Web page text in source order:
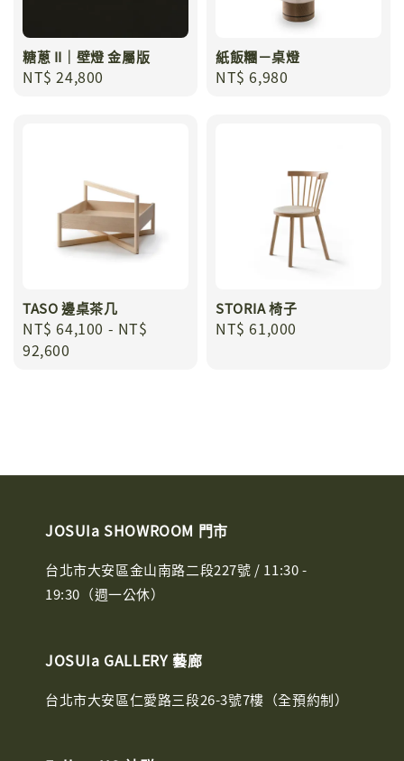
糖蔥 II｜壁燈 金屬版
Regular
NT$ 24,800
紙飯糰－桌燈
Regular
NT$ 6,980
TASO 邊桌茶几
Regular
price
NT$ 64,100 - NT$
92,600
STORIA 椅子
Regular
NT$ 61,000
JOSUIa SHOWROOM 門市
台北市大安區金山南路二段227號 / 11:30 -
19:30（週一公休）
JOSUIa GALLERY 藝廊
台北市大安區仁愛路三段26-3號7樓（全預約制）